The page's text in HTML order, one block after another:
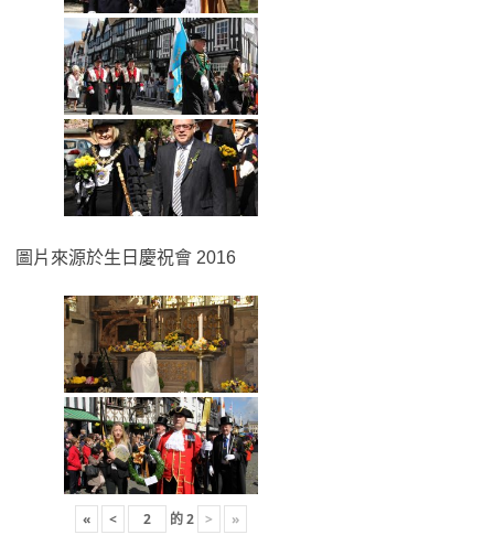
圖片來源於生日慶祝會 2016
« < 的2 > »